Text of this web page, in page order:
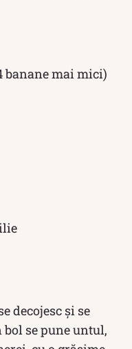
banane mai mici)
decojesc și se
se pune untul,